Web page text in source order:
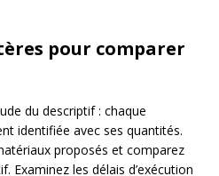
pour comparer
du descriptif : chaque
identifiée avec ses quantités.
proposés et comparez
Examinez les délais d’exécution